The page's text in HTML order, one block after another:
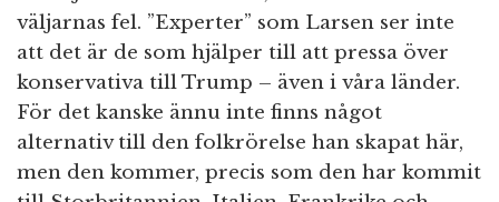
väljarnas fel. ”Experter” som Larsen ser inte
att det är de som hjälper till att pressa över
konservativa till Trump – även i våra länder.
För det kanske ännu inte finns något
alternativ till den folkrörelse han skapat här,
men den kommer, precis som den har kommit